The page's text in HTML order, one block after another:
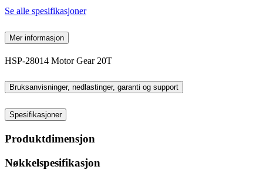
Se alle spesifikasjoner
Mer informasjon
HSP-28014 Motor Gear 20T
Bruksanvisninger, nedlastinger, garanti og support
Spesifikasjoner
Produktdimensjon
Nøkkelspesifikasjon